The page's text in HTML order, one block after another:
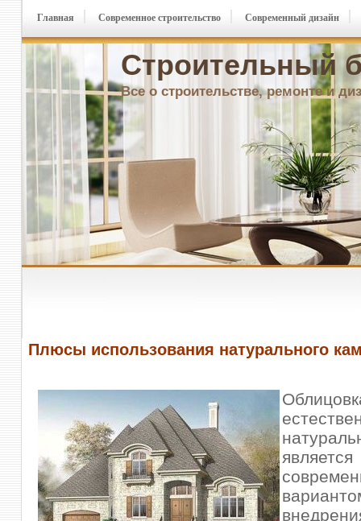
Строительный
Все о строительстве, ремонте и
Главная Современное строительство Современный дизайн
Плюсы использования натурального
является